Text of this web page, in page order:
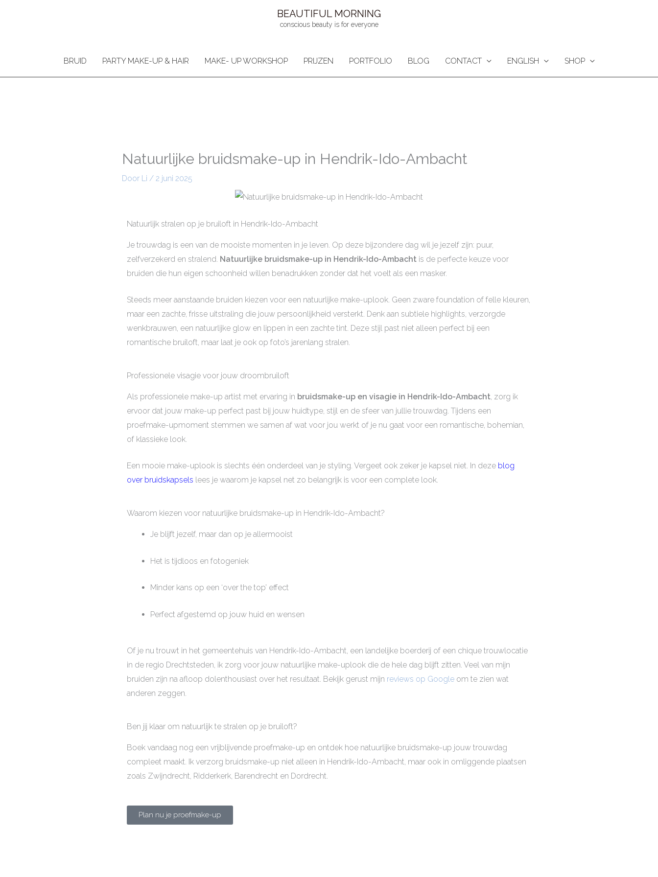
BEAUTIFUL MORNING
conscious beauty is for everyone
BRUID PARTY MAKE-UP & HAIR MAKE- UP WORKSHOP PRIJZEN PORTFOLIO BLOG CONTACT ENGLISH SHOP
Natuurlijke bruidsmake-up in Hendrik-Ido-Ambacht
Door Li / 2 juni 2025
Natuurlijk stralen op je bruiloft in Hendrik-Ido-Ambacht
Je trouwdag is een van de mooiste momenten in je leven. Op deze bijzondere dag wil je jezelf zijn: puur,
zelfverzekerd en stralend. Natuurlijke bruidsmake-up in Hendrik-Ido-Ambachtis de perfecte keuze voor
bruiden die hun eigen schoonheid willen benadrukken zonder dat het voelt als een masker.
Steeds meer aanstaande bruiden kiezen voor een natuurlijke make-uplook. Geen zware foundation of felle kleuren,
maar een zachte, frisse uitstraling die jouw persoonlijkheid versterkt. Denk aan subtiele highlights, verzorgde
wenkbrauwen, een natuurlijke glow en lippen in een zachte tint. Deze stijl past niet alleen perfect bij een
romantische bruiloft, maar laat je ook op foto’s jarenlang stralen.
Professionele visagie voor jouw droombruiloft
Als professionele make-up artist met ervaring in bruidsmake-up en visagie in Hendrik-Ido-Ambacht, zorg ik
ervoor dat jouw make-up perfect past bij jouw huidtype, stijl en de sfeer van jullie trouwdag. Tijdens een
proefmake-upmoment stemmen we samen af wat voor jou werkt of je nu gaat voor een romantische, bohemian,
of klassieke look.
Een mooie make-uplook is slechts één onderdeel van je styling. Vergeet ook zeker je kapsel niet. In deze blog
over bruidskapsels lees je waarom je kapsel net zo belangrijk is voor een complete look.
Waarom kiezen voor natuurlijke bruidsmake-up in Hendrik-Ido-Ambacht?
Je blijft jezelf, maar dan op je allermooist
Het is tijdloos en fotogeniek
Minder kans op een ‘over the top’ effect
Perfect afgestemd op jouw huid en wensen
Of je nu trouwt in het gemeentehuis van Hendrik-Ido-Ambacht, een landelijke boerderij of een chique trouwlocatie
in de regio Drechtsteden, ik zorg voor jouw natuurlijke make-uplook die de hele dag blijft zitten. Veel van mijn
bruiden zijn na afloop dolenthousiast over het resultaat. Bekijk gerust mijn reviews op Googleom te zien wat
anderen zeggen.
Ben jij klaar om natuurlijk te stralen op je bruiloft?
Boek vandaag nog een vrijblijvende proefmake-up en ontdek hoe natuurlijke bruidsmake-up jouw trouwdag
compleet maakt. Ik verzorg bruidsmake-up niet alleen in Hendrik-Ido-Ambacht, maar ook in omliggende plaatsen
zoals Zwijndrecht, Ridderkerk, Barendrecht en Dordrecht.
Plan nu je proefmake-up